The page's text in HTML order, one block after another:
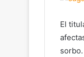
El
sorbo.